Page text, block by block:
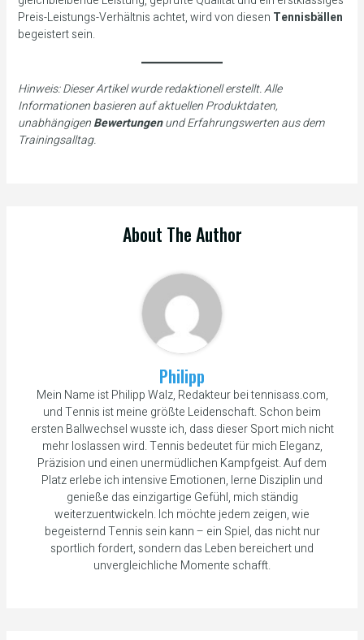
Preis-Leistungs-Verhältnis achtet, wird von diesen Tennisbällen
begeistert sein.
Hinweis: Dieser Artikel wurde redaktionell erstellt. Alle
Informationen basieren auf aktuellen Produktdaten,
unabhängigenBewertungenund Erfahrungswerten aus dem
Trainingsalltag.
About The Author
Philipp
Mein Name ist Philipp Walz, Redakteur bei tennisass.com,
und Tennis ist meine größte Leidenschaft. Schon beim
ersten Ballwechsel wusste ich, dass dieser Sport mich nicht
mehr loslassen wird. Tennis bedeutet für mich Eleganz,
Präzision und einen unermüdlichen Kampfgeist. Auf dem
Platz erlebe ich intensive Emotionen, lerne Disziplin und
genieße das einzigartige Gefühl, mich ständig
weiterzuentwickeln. Ich möchte jedem zeigen, wie
begeisternd Tennis sein kann – ein Spiel, das nicht nur
sportlich fordert, sondern das Leben bereichert und
unvergleichliche Momente schafft.